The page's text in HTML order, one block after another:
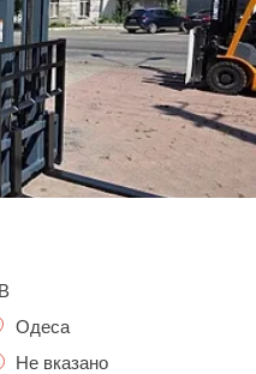
Одеса
Не вказано